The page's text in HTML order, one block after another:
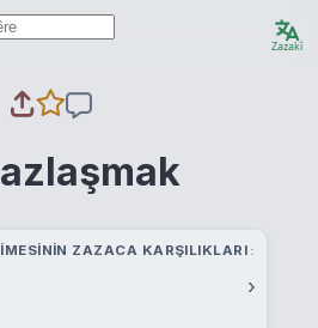
Zazakî
ZAZACA KARŞILIKLARI
›